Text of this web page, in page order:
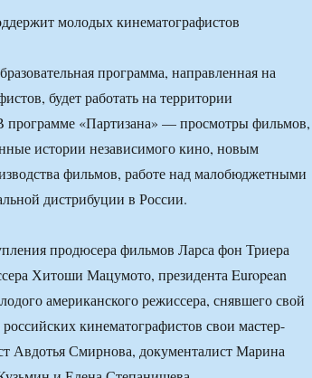
программа, направленная на
будет работать на территории
программе «Партизана» — просмотры фильмов,
истории независимого кино, новым
фильмов, работе над малобюджетными
дистрибуции в России.
продюсера фильмов Ларса фон Триера
Хитоши Мацумото, президента European
американского режиссера, снявшего свой
кинематографистов свои мастер-
Авдотья Смирнова, документалист Марина